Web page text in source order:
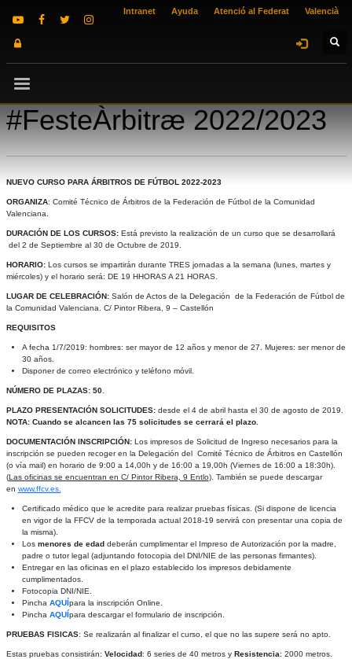
Intranet Ayuda Atenció al Federat Valencià
#FesteÀrbitræ 2022/2023
NUEVO CURSO PARA ÁRBITROS DE FÚTBOL 2022-2023
ORGANIZA: Comité Técnico de Árbitros de la Federación de Fútbol de la Comunidad
Valenciana.
DURACIÓN DE LOS CURSOS: Está previsto la realización de un curso que se desarrollará
del 2 de Septiembre al 30 de Octubre de 2019.
HORARIO: Los cursos se impartirán durante TRES jornadas a la semana (lunes, martes y
miércoles) y el horario será: DE 19 HHORAS A 21 HORAS.
LUGAR DE CELEBRACIÓN: Salón de Actos de la Delegación de la Federación de Fútbol de
la Comunidad Valenciana. C/ Pintor Ribera, 9 – Castellón
REQUISITOS
A fecha 1/7/2019: hombres: ser mayor de 12 años y menor de 27. Mujeres: ser menor de
30 años.
Disponer de correo electrónico y teléfono móvil.
NÚMERO DE PLAZAS: 50.
PLAZO PRESENTACIÓN SOLICITUDES: desde el 4 de abril hasta el 30 de agosto de 2019.
NOTA: Cuando se alcancen las 75 solicitudes se cerrará el plazo.
DOCUMENTACIÓN INSCRIPCIÓN: Los impresos de Solicitud de Ingreso necesarios para la
inscripción se pueden recoger en la Delegación del Comité Técnico de Árbitros en Castellón
(o vía mail) en horario de 9:00 a 14,00h y de 16:00 a 19,00h (Viernes de 16:00 a 18:30h).
(Las oficinas se encuentran en C/ Pintor Ribera, 9 Entlo). También se puede descargar
en www.ffcv.es.
Certificado médico que le acredite para realizar pruebas físicas. (Si dispone de licencia
en vigor de la FFCV de la temporada actual 2018-19 servirá con presentar una copia de
la misma).
Los menores de edad deberán cumplimentar el Impreso de Autorización por la madre,
padre o tutor legal (adjuntando fotocopia del DNI/NIE de las personas firmantes).
Entregar en las oficinas en el plazo establecido los impresos debidamente
cumplimentados.
Fotocopia DNI/NIE.
Pincha AQUÍpara la inscripción Online.
Pincha AQUÍpara descargar el formulario de inscripción.
PRUEBAS FISICAS: Se realizarán al finalizar el curso, el que no las supere será no apto.
Estas pruebas consistirán: Velocidad: 6 series de 40 metros y Resistencia: 2000 metros.